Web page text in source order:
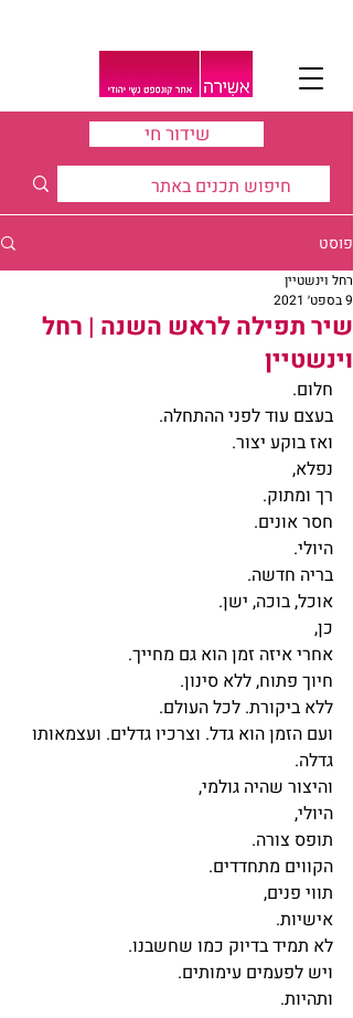
שידור חי
פוסט
שיר תפילה לראש השנה | רחל
וינשטיין
רחל וינשטיין
9 בספט׳ 2021
חלום.
בעצם עוד לפני ההתחלה.
ואז בוקע יצור.
נפלא,
רך ומתוק.
חסר אונים.
היולי.
בריה חדשה.
אוכל, בוכה, ישן.
כן,
אחרי איזה זמן הוא גם מחייך.
חיוך פתוח, ללא סינון.
ללא ביקורת. לכל העולם.
ועם הזמן הוא גדל. וצרכיו גדלים. ועצמאותו
גדלה.
והיצור שהיה גולמי,
היולי,
תופס צורה.
הקווים מתחדדים.
תווי פנים,
אישיות.
לא תמיד בדיוק כמו שחשבנו.
ויש לפעמים עימותים.
ותהיות.